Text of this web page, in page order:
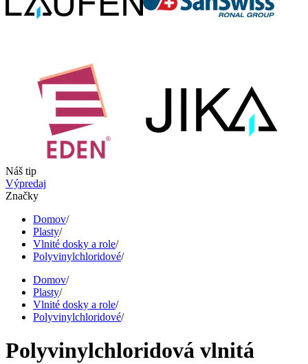
Náš tip
Výpredaj
Značky
Domov/
Plasty/
Vlnité dosky a role/
Polyvinylchloridové/
Domov/
Plasty/
Vlnité dosky a role/
Polyvinylchloridové/
Polyvinylchloridová vlnitá